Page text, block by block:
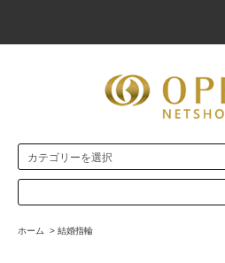
ホーム > 結婚指輪